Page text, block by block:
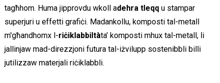
tagħhom. Huma jipprovdu wkoll adehra tleqqu stampar
superjuri u effetti grafiċi. Madankollu, komposti tal-metall
m'għandhomx l-riċiklabbiltàta’ komposti mhux tal-metall, li
jallinjaw mad-direzzjoni futura tal-iżvilupp sostenibbli billi
jutilizzaw materjali riċiklabbli.